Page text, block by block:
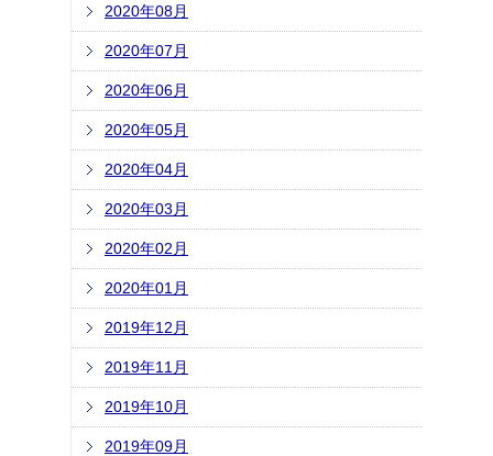
2020年08月
2020年07月
2020年06月
2020年05月
2020年04月
2020年03月
2020年02月
2020年01月
2019年12月
2019年11月
2019年10月
2019年09月